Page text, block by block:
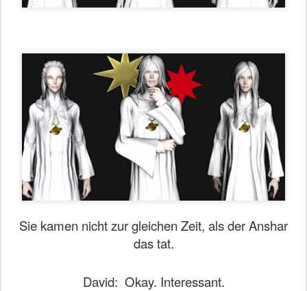
Sie kamen nicht zur gleichen Zeit, als der Anshar
das tat.
David: Okay. Interessant.